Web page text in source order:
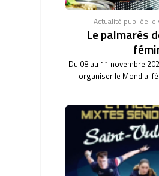
Actualité publiée le
Le palmarès
Du 08 au 11 novembre
organiser le Mondial